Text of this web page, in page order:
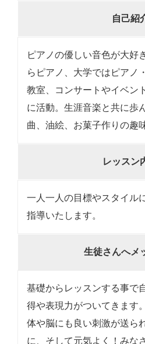
自己紹
ピアノの優しい音色が大好
らピアノ、大学ではピアノ
教室、コンサートやイベン
に活動。生涯音楽と共に歩
曲、油絵、お菓子作りの趣
レッスン
一人一人の目標やスタイル
指導いたします。
生徒さんへメ
基礎からレッスンする事で
得や表現力がついてきます
体や脳にも良い刺激が送ら
に、そして元気よく！みな